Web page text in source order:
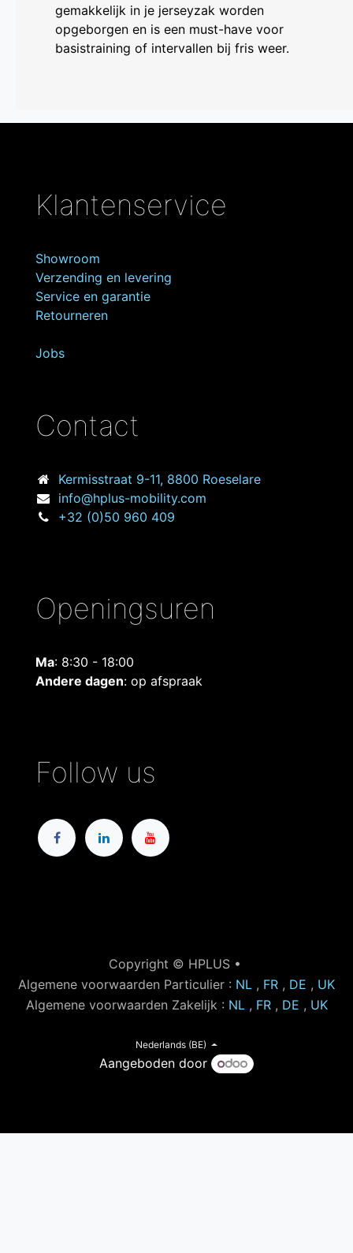
gemakkelijk in je jerseyzak worden
opgeborgen en is een must-have voor
basistraining of intervallen bij fris weer.
Klantenservice
Showroom
Verzending en levering
Service en garantie
Retourneren
Jobs
Contact
Kermisstraat 9-11, 8800 Roeselare
info@hplus-mobility.com
+32 (0)50 960 409
Openingsuren
Ma: 8:30 - 18:00
Andere dagen: op afspraak
Follow us
Copyright © HPLUS •
Algemene voorwaarden Particulier : NL , FR , DE , UK
Algemene voorwaarden Zakelijk : NL, FR, DE , UK
Nederlands (BE)
Aangeboden door